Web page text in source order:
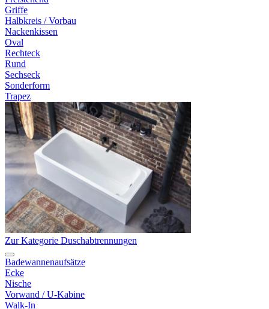
Griffe
Halbkreis / Vorbau
Nackenkissen
Oval
Rechteck
Rund
Sechseck
Sonderform
Trapez
Zur Kategorie Duschabtrennungen
Badewannenaufsätze
Ecke
Nische
Vorwand / U-Kabine
Walk-In